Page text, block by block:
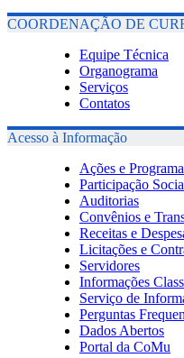
COORDENAÇÃO DE
Equipe Técnica
Organograma
Serviços
Contatos
Acesso à Informação
Ações e
Participação
Auditorias
Convênios e
Receitas e
Licitações e
Servidores
Informações
Serviço de
Perguntas
Dados Abertos
Portal da CoMu